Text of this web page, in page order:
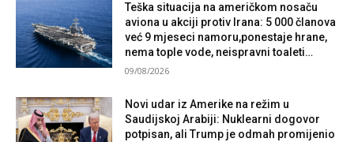
Teška situacija na američkom nosaču
aviona u akciji protiv Irana: 5 000 članova
već 9 mjeseci namoru,ponestaje hrane,
nema tople vode, neispravni toaleti…
09/08/2026
Novi udar iz Amerike na režim u
Saudijskoj Arabiji: Nuklearni dogovor
potpisan, ali Trump je odmah promijenio